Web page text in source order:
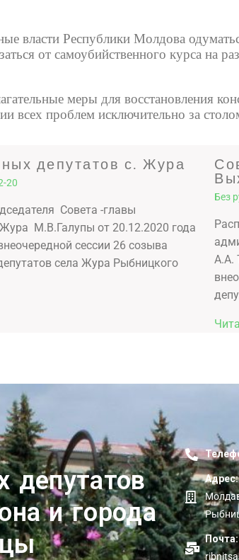
власти Республики Молдова
от самоубийственного курса на
меры для восстановления
проблем исключительно за
депутатов с. Жура
20
Совета -главы
М.В.Галупы от 20.12.2020 года
сессии 26 созыва
села Жура Рыбницкого
Без
А.А.
депутатов
и города
Адрес:
Почта: